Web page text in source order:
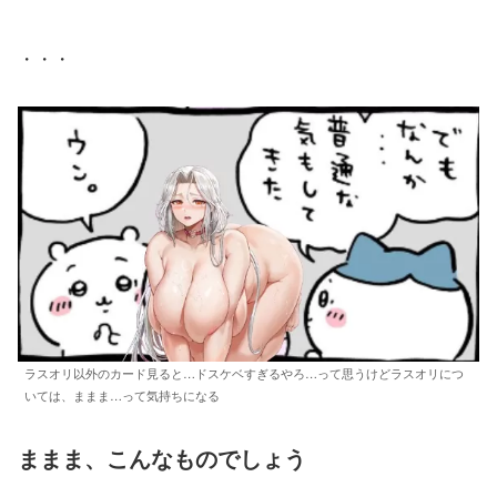
・・・
ラスオリ以外のカード見ると…ドスケベすぎるやろ…って思うけどラスオリにつ
いては、ままま…って気持ちになる
ままま、こんなものでしょう